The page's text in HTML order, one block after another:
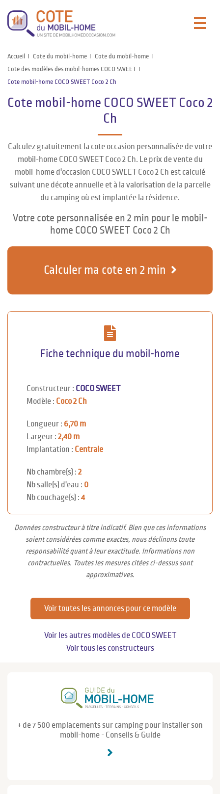
Accueil Cote du mobil-home
Cote du mobil-home
Cote des modèles des mobil-homes COCO SWEET
Cote mobil-home COCO SWEET Coco 2 Ch
Cote mobil-home COCO SWEET Coco 2
Ch
Calculez gratuitement la cote occasion personnalisée de votre
mobil-home COCO SWEET Coco 2 Ch. Le prix de vente du
mobil-home d'occasion COCO SWEET Coco 2 Ch est calculé
suivant une décote annuelle et à la valorisation de la parcelle
du camping où est implantée la résidence.
Votre cote personnalisée en 2 min pour le mobil-
home COCO SWEET Coco 2 Ch
Calculer ma cote en 2 min
Fiche technique du mobil-home
Constructeur : COCO SWEET
Modèle : Coco 2 Ch
Longueur : 6,70 m
Largeur : 2,40 m
Implantation : Centrale
Nb chambre(s) : 2
Nb salle(s) d'eau : 0
Nb couchage(s) : 4
Données constructeur à titre indicatif. Bien que ces informations
soient considérées comme exactes, nous déclinons toute
responsabilité quant à leur exactitude. Informations non
contractuelles. Toutes les mesures citées ci-dessus sont
approximatives.
Voir toutes les annonces pour ce modèle
Voir les autres modèles de COCO SWEET
Voir tous les constructeurs
+ de 7 500 emplacements sur camping pour installer son
mobil-home - Conseils & Guide